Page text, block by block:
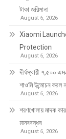
টাকা জরিমানা
August 6, 2026
Xiaomi
Protection
August 6, 2026
দীর্ঘস্থায়ী ৭,৫০০
শাওমি উন্মোচন করল
August 6, 2026
শরণখোলায় মাদক
মানববন্ধন
August 6, 2026